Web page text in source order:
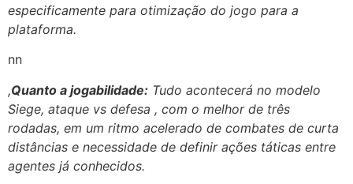
especificamente para otimização do jogo para a
plataforma.
nn
,Quanto a jogabilidade: Tudo acontecerá no modelo
Siege, ataque vs defesa , com o melhor de três
rodadas, em um ritmo acelerado de combates de curta
distâncias e necessidade de definir ações táticas entre
agentes já conhecidos.